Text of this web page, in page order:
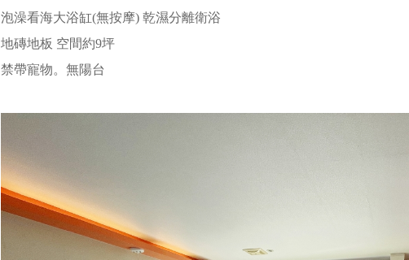
泡澡看海大浴缸(無按摩) 乾濕分離衛浴
地磚地板 空間約9坪
禁帶寵物。無陽台